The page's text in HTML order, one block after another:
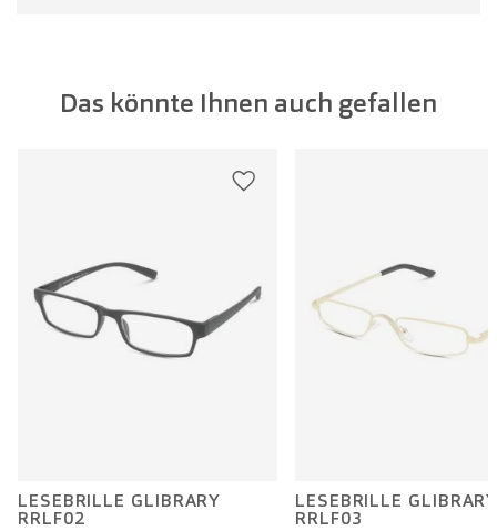
Das könnte Ihnen auch gefallen
LESEBRILLE GLIBRARY
RRLF02
LESEBRILLE
RRLF03